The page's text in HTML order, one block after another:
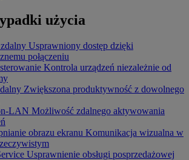
użycia
Usprawniony dostęp dzięki
połączeniu
Kontrola urządzeń niezależnie od
Zwiększona produktywność z dowolnego
LAN Możliwość zdalnego aktywowania
obrazu ekranu Komunikacja wizualna w
Usprawnienie obsługi posprzedażowej